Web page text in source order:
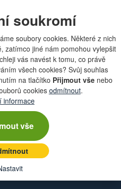
soukromí
soubory cookies. Některé z nich
zatímco jiné nám pomohou vylepšit
vás navést k tomu, co právě
všech cookies? Svůj souhlas
na tlačítko Přijmout vše nebo
cookies odmítnout.
informace
vše
newsletter
(GDPR)